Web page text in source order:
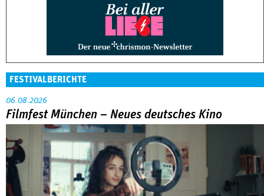
FESTIVALBERICHTE
06.08.2026
Filmfest München – Neues deutsches Kino